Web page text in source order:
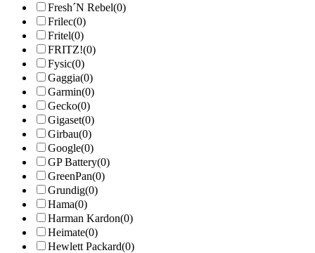
Fresh´N Rebel(0)
Frilec(0)
Fritel(0)
FRITZ!(0)
Fysic(0)
Gaggia(0)
Garmin(0)
Gecko(0)
Gigaset(0)
Girbau(0)
Google(0)
GP Battery(0)
GreenPan(0)
Grundig(0)
Hama(0)
Harman Kardon(0)
Heimate(0)
Hewlett Packard(0)